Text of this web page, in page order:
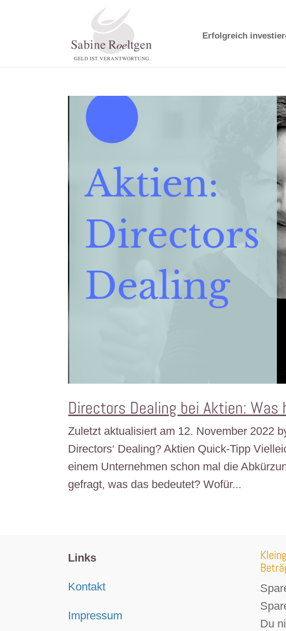
Erfolgreich
Directors Dealing bei Aktien: Was
Zuletzt aktualisiert am 12. November 2022
Directors‘ Dealing? Aktien Quick-Tipp
einem Unternehmen schon mal die
gefragt, was das bedeutet? Wofür...
Links
Kontakt
Impressum
Du